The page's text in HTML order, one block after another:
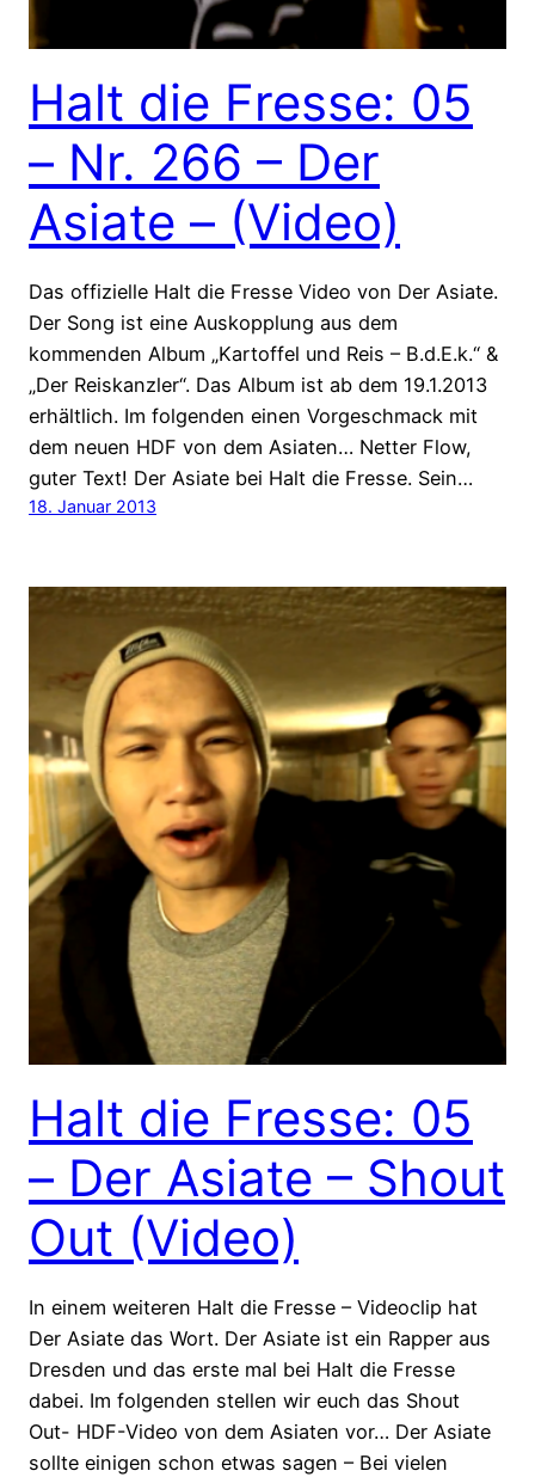
Halt die Fresse: 05
– Nr. 266 – Der
Asiate – (Video)
Das offizielle Halt die Fresse Video von Der Asiate.
Der Song ist eine Auskopplung aus dem
kommenden Album „Kartoffel und Reis – B.d.E.k.“ &
„Der Reiskanzler“. Das Album ist ab dem 19.1.2013
erhältlich. Im folgenden einen Vorgeschmack mit
dem neuen HDF von dem Asiaten… Netter Flow,
guter Text! Der Asiate bei Halt die Fresse. Sein…
18. Januar 2013
Halt die Fresse: 05
– Der Asiate – Shout
Out (Video)
In einem weiteren Halt die Fresse – Videoclip hat
Der Asiate das Wort. Der Asiate ist ein Rapper aus
Dresden und das erste mal bei Halt die Fresse
dabei. Im folgenden stellen wir euch das Shout
Out- HDF-Video von dem Asiaten vor… Der Asiate
sollte einigen schon etwas sagen – Bei vielen